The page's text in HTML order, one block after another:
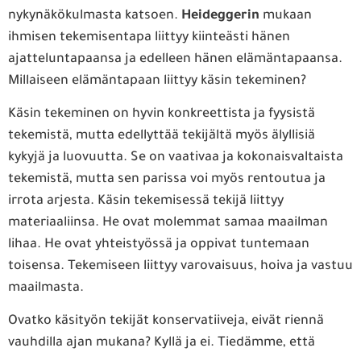
nykynäkökulmasta katsoen. Heideggerin mukaan
ihmisen tekemisentapa liittyy kiinteästi hänen
ajatteluntapaansa ja edelleen hänen elämäntapaansa.
Millaiseen elämäntapaan liittyy käsin tekeminen?
Käsin tekeminen on hyvin konkreettista ja fyysistä
tekemistä, mutta edellyttää tekijältä myös älyllisiä
kykyjä ja luovuutta. Se on vaativaa ja kokonaisvaltaista
tekemistä, mutta sen parissa voi myös rentoutua ja
irrota arjesta. Käsin tekemisessä tekijä liittyy
materiaaliinsa. He ovat molemmat samaa maailman
lihaa. He ovat yhteistyössä ja oppivat tuntemaan
toisensa. Tekemiseen liittyy varovaisuus, hoiva ja vastuu
maailmasta.
Ovatko käsityön tekijät konservatiiveja, eivät riennä
vauhdilla ajan mukana? Kyllä ja ei. Tiedämme, että